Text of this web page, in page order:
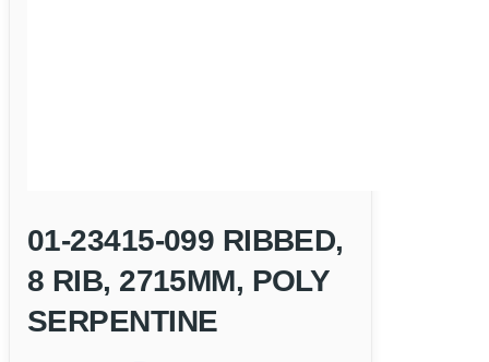
01-23415-099 RIBBED,
8 RIB, 2715MM, POLY
SERPENTINE